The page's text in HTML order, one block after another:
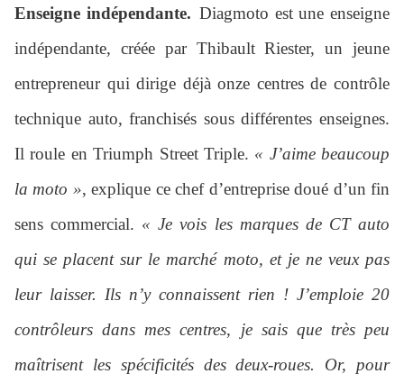
Enseigne indépendante. Diagmoto est une enseigne
indépendante, créée par Thibault Riester, un jeune
entrepreneur qui dirige déjà onze centres de contrôle
technique auto, franchisés sous différentes enseignes.
Il roule en Triumph Street Triple. « J’aime beaucoup
la moto », explique ce chef d’entreprise doué d’un fin
sens commercial. « Je vois les marques de CT auto
qui se placent sur le marché moto, et je ne veux pas
leur laisser. Ils n’y connaissent rien ! J’emploie 20
contrôleurs dans mes centres, je sais que très peu
maîtrisent les spécificités des deux-roues. Or, pour